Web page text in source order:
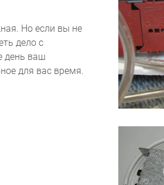
Но если вы не
дело с
день ваш
для вас время.